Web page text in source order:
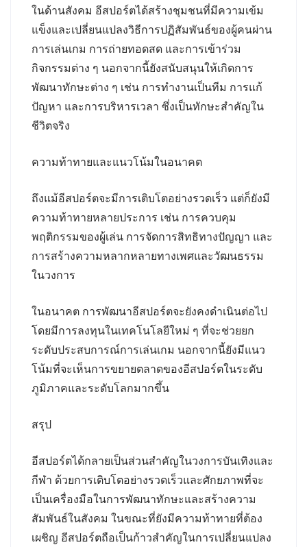
ในด้านสังคม อีสปอร์ตได้สร้างชุมชนที่มีความเข้ม
แข็งและเปลี่ยนแปลงวิธีการปฏิสัมพันธ์ของผู้คนผ่าน
การเล่นเกม การถ่ายทอดสด และการเข้าร่วม
กิจกรรมต่าง ๆ นอกจากนี้ยังสนับสนุนให้เกิดการ
พัฒนาทักษะต่าง ๆ เช่น การทำงานเป็นทีม การแก้
ปัญหา และการบริหารเวลา ซึ่งเป็นทักษะสำคัญใน
ชีวิตจริง
ความท้าทายและแนวโน้มในอนาคต
ถึงแม้อีสปอร์ตจะมีการเติบโตอย่างรวดเร็ว แต่ก็ยังมี
ความท้าทายหลายประการ เช่น การควบคุม
พฤติกรรมของผู้เล่น การจัดการสิทธิทางปัญญา และ
การสร้างความหลากหลายทางเพศและวัฒนธรรม
ในวงการ
ในอนาคต การพัฒนาอีสปอร์ตจะยังคงดำเนินต่อไป
โดยมีการลงทุนในเทคโนโลยีใหม่ ๆ ที่จะช่วยยก
ระดับประสบการณ์การเล่นเกม นอกจากนี้ยังมีแนว
โน้มที่จะเห็นการขยายตลาดของอีสปอร์ตในระดับ
ภูมิภาคและระดับโลกมากขึ้น
สรุป
อีสปอร์ตได้กลายเป็นส่วนสำคัญในวงการบันเทิงและ
กีฬา ด้วยการเติบโตอย่างรวดเร็วและศักยภาพที่จะ
เป็นเครื่องมือในการพัฒนาทักษะและสร้างความ
สัมพันธ์ในสังคม ในขณะที่ยังมีความท้าทายที่ต้อง
เผชิญ อีสปอร์ตถือเป็นก้าวสำคัญในการเปลี่ยนแปลง